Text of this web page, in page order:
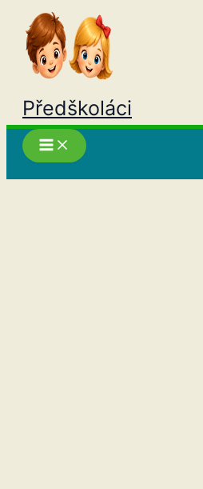
Přeskočit
obsah
Předškoláci